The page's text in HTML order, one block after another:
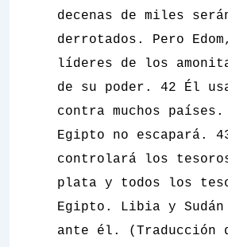
decenas de miles
derrotados. Pero
líderes de los
de su poder. 42 Él
contra muchos
Egipto no escapará.
controlará los
plata y todos los
Egipto. Libia y
ante él. (Traducción